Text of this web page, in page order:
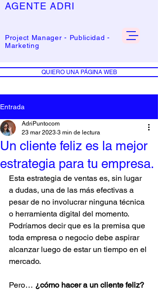
AGENTE ADRI
Project Manager - Publicidad -
Marketing
QUIERO UNA PÁGINA WEB
Entrada
Un cliente feliz es la mejor
estrategia para tu empresa.
AdriPuntocom
23 mar 2023 3 min de lectura
Esta estrategia de ventas es, sin lugar
a dudas, una de las más efectivas a
pesar de no involucrar ninguna técnica
o herramienta digital del momento.
Podríamos decir que es la premisa que
toda empresa o negocio debe aspirar
alcanzar luego de estar un tiempo en el
mercado.
Pero… ¿cómo hacer a un cliente feliz?